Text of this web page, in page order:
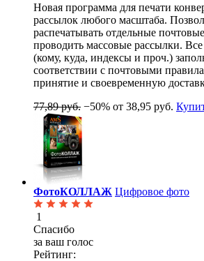
Новая программа для печати
рассылок любого масштаба.
распечатывать отдельные
проводить массовые рассылки.
(кому, куда, индексы и проч.)
соответствии с почтовыми
принятие и своевременную
77,89 руб. −50% от 38,95 руб.
ФотоКОЛЛАЖ Цифровое фото
1
Спасибо
за ваш голос
Рейтинг: